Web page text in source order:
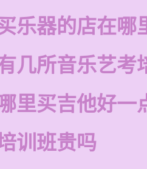
乐器的店在哪
几所音乐艺考
里买吉他好一
训班贵吗